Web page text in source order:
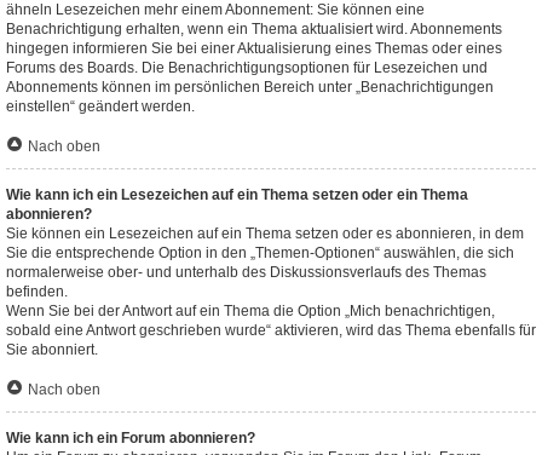
ähneln Lesezeichen mehr einem Abonnement: Sie können eine
Benachrichtigung erhalten, wenn ein Thema aktualisiert wird. Abonnements
hingegen informieren Sie bei einer Aktualisierung eines Themas oder eines
Forums des Boards. Die Benachrichtigungsoptionen für Lesezeichen und
Abonnements können im persönlichen Bereich unter „Benachrichtigungen
einstellen“ geändert werden.
Nach oben
Wie kann ich ein Lesezeichen auf ein Thema setzen oder ein Thema
abonnieren?
Sie können ein Lesezeichen auf ein Thema setzen oder es abonnieren, in dem
Sie die entsprechende Option in den „Themen-Optionen“ auswählen, die sich
normalerweise ober- und unterhalb des Diskussionsverlaufs des Themas
befinden.
Wenn Sie bei der Antwort auf ein Thema die Option „Mich benachrichtigen,
sobald eine Antwort geschrieben wurde“ aktivieren, wird das Thema ebenfalls für
Sie abonniert.
Nach oben
Wie kann ich ein Forum abonnieren?